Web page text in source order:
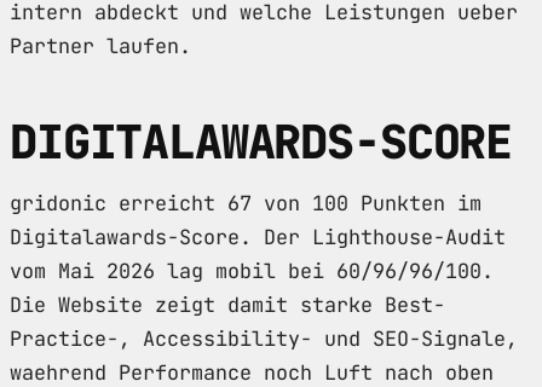
intern abdeckt und welche Leistungen ueber
Partner laufen.
DIGITALAWARDS-SCORE
gridonic erreicht 67 von 100 Punkten im
Digitalawards-Score. Der Lighthouse-Audit
vom Mai 2026 lag mobil bei 60/96/96/100.
Die Website zeigt damit starke Best-
Practice-, Accessibility- und SEO-Signale,
waehrend Performance noch Luft nach oben